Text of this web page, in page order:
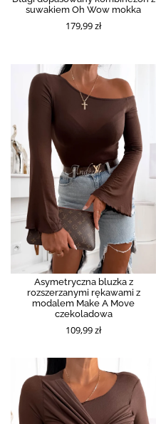
suwakiem Oh Wow mokka
179,99 zł
Asymetryczna bluzka z
rozszerzanymi rękawami z
modalem Make A Move
czekoladowa
109,99 zł